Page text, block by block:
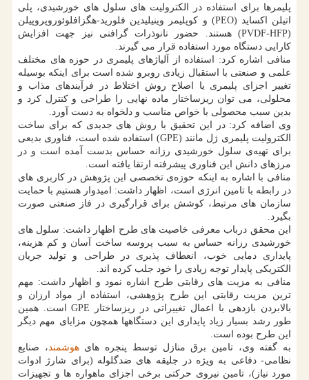
پلیمرها برای استفاده در الکترولیت های سلول های خورشیدی، پلی
اتیلن اکساید (PEO) و کوپلیمر وینیلیدین فلورید-هگزافلوئوروپروپیلن
(PVDF-HFP) هستند. حضور نانوذرات گرافنی نیز جهت افزایش
کارایی دستگاه مورد استفاده قرار می گیرند.
منافی اشاره کرد: استفاده از آلیاژهای پلیمری در حوزه های مختلف
علمی و صنعتی با استقبال زیادی روبرو شده است برای اینکه بوسیله
تغییر اجزای پلیمری یا اصلاح روش اختلاط در فرآیندهای مذاب و
محلولی، می توان ریزساختار ماده نهایی را طراحی و کنترل کرد و
بدین سبب محصولی با خواص مناسب و دلخواه به دست آورد.
وی اضافه کرد: در این تحقیق با روش های جدیدی که برای ساخت
الکترولیت پلیمری ژل مانند (GPE) استفاده شده است، فناوری بدیعی
برای تهیه‌ی سلول خورشیدی رزانه حساس بدست آمده است و در
مرزهای دانش این فناوری پیشرفته ارتقا یافته است.
منافی با اشاره به اینکه حوزه‌ی تخصصی این پژوهش در کاربری های
در رابطه با تامین انرژی است، اظهار داشت: امیدوار هستیم با حمایت
سازمان های مرتبط، کوشش برای قرارگیری در فاز صنعتی صورت
بگیرد.
این محقق درباب معرفی خاصیت های طرح اظهار داشت: سلول های
خورشیدی رزانه حساس به سبب پروسه ساخت آسان و کم هزینه،
پایداری دمایی خوب، انعطاف پذیری در طراحی و تولید جریان
الکتریکی پایدار توجه زیادی را خود جلب کرده اند.
منافی به مزیت های رقابتی طرح اشاره نمود و اظهار داشت: مهم
ترین مزیت رقابتی این طرح پژوهشی، استفاده از مواد ارزان و
بالابردن بازدهی با اعمال تغییراتی در ریزساختار GPE است. همین
طور رشد بسیار زیاد پایداری این دستگاهها همچون مزایای مهم دیگر
این طرح بوده است.
به گفته وی، تامین برق منازل توسط پنجره هایهوشمند ، صنایع
نظامی- دفاعی به ویژه در جلیقه های ضدگلوله (برای شارژ ادوات
مورد نیاز)، تامین نیروی حرکتی برخی اجزای ماهواره ها و تجهیزات